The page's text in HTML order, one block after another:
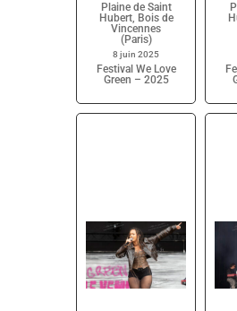
Plaine de Saint
Hubert, Bois de
Vincennes
(Paris)
8 juin 2025
Festival We Love
Green – 2025